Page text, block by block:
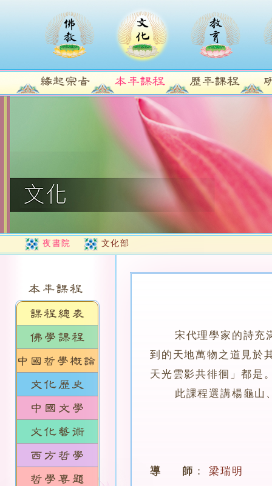
夜書院 文化部
宋代理學家的詩充滿
到的天地萬物之道見於
天光雲影共徘徊」都是
此課程選講楊龜山、
導 師 ： 梁瑞明